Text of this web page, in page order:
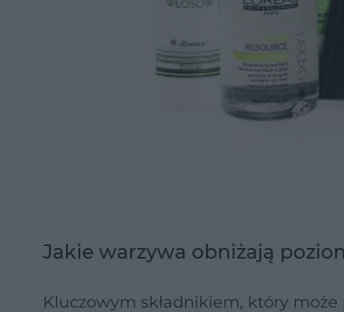
Jakie warzywa obniżają
Kluczowym składnikiem, który